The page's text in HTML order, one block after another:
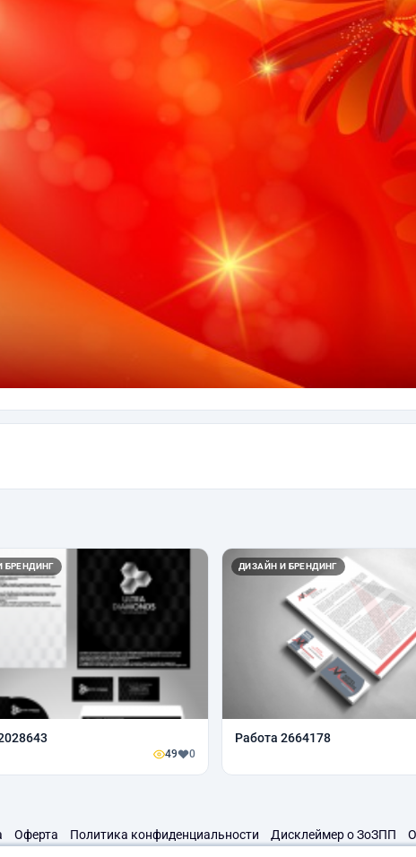
БРЕНДИНГ
49 0
ДИЗАЙН И БРЕНДИНГ
Работа 2664178
Оферта Политика конфиденциальности Дисклеймер о ЗоЗПП